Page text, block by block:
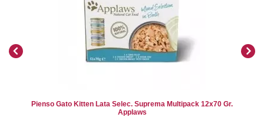
Pienso Gato Kitten Lata Selec. Suprema Multipack 12x70 Gr.
Applaws